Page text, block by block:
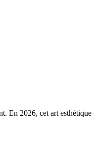
En 2026, cet art